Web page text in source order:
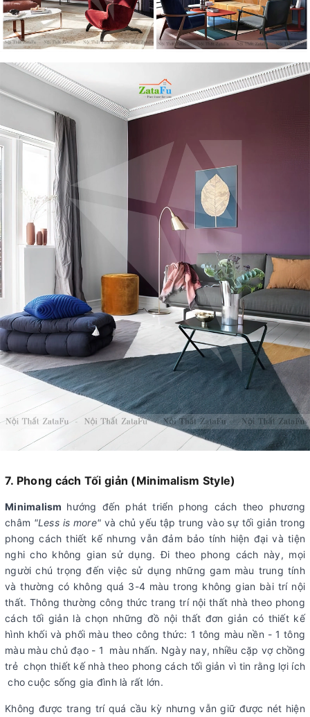
7. Phong cách Tối giản (Minimalism Style)
Minimalism hướng đến phát triển phong cách theo phương
châm "Less is more" và chủ yếu tập trung vào sự tối giản trong
phong cách thiết kế nhưng vẫn đảm bảo tính hiện đại và tiện
nghi cho không gian sử dụng. Đi theo phong cách này, mọi
người chú trọng đến việc sử dụng những gam màu trung tính
và thường có không quá 3-4 màu trong không gian bài trí nội
thất. Thông thường công thức trang trí nội thất nhà theo phong
cách tối giản là chọn những đồ nội thất đơn giản có thiết kế
hình khối và phối màu theo công thức: 1 tông màu nền - 1 tông
màu màu chủ đạo - 1 màu nhấn. Ngày nay, nhiều cặp vợ chồng
trẻ chọn thiết kế nhà theo phong cách tối giản vì tin rằng lợi ích
cho cuộc sống gia đình là rất lớn.
Không được trang trí quá cầu kỳ nhưng vẫn giữ được nét hiện